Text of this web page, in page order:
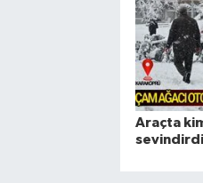
Araçta
sevindirdi